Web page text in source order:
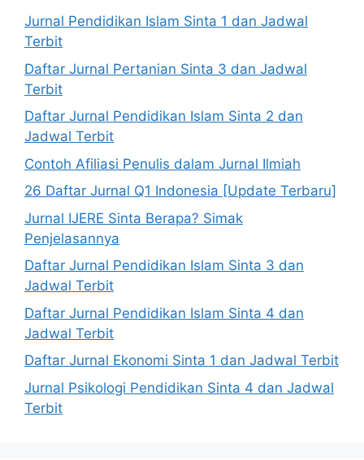
Jurnal Pendidikan Islam Sinta 1 dan Jadwal
Terbit
Daftar Jurnal Pertanian Sinta 3 dan Jadwal
Terbit
Daftar Jurnal Pendidikan Islam Sinta 2 dan
Jadwal Terbit
Contoh Afiliasi Penulis dalam Jurnal Ilmiah
26 Daftar Jurnal Q1 Indonesia [Update Terbaru]
Jurnal IJERE Sinta Berapa? Simak
Penjelasannya
Daftar Jurnal Pendidikan Islam Sinta 3 dan
Jadwal Terbit
Daftar Jurnal Pendidikan Islam Sinta 4 dan
Jadwal Terbit
Daftar Jurnal Ekonomi Sinta 1 dan Jadwal Terbit
Jurnal Psikologi Pendidikan Sinta 4 dan Jadwal
Terbit